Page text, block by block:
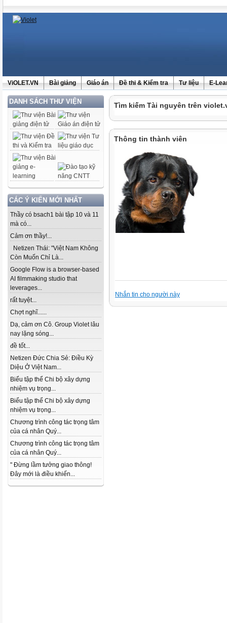
ViOLET.VN Bài giảng Giáo án Đề thi & Kiểm tra Tư liệu E-
DANH SÁCH THƯ VIỆN
CÁC Ý KIẾN MỚI NHẤT
Thầy có bsach1 bài tập 10 và 11
mà có...
Cảm ơn thầy!...
Netizen Thái: "Việt Nam Không
Còn Muốn Chỉ Là...
Google Flow is a browser-based
AI filmmaking studio that
leverages...
rất tuyệt...
Chợt nghĩ......
Dạ, cảm ơn Cô. Group Violet lâu
nay lặng sóng...
đề tốt...
Netizen Đức Chia Sẻ: Điều Kỳ
Diệu Ở Việt Nam...
Biểu tập thể Chi bộ xây dựng
nhiệm vụ trọng...
Biểu tập thể Chi bộ xây dựng
nhiệm vụ trọng...
Chương trình công tác trọng tâm
của cá nhân Quý...
Chương trình công tác trọng tâm
của cá nhân Quý...
" Đừng lầm tưởng giao thông!
Đây mới là điều khiến...
Tìm kiếm Tài nguyên trên
Thông tin thành viên
Nhắn tin cho người này